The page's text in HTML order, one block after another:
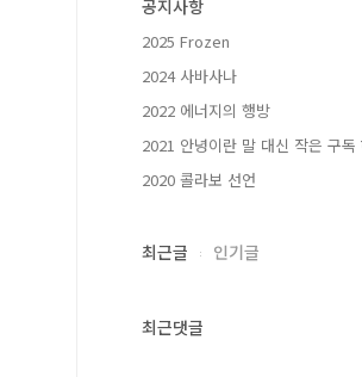
공지사항
2025 Frozen
2024 사바사나
2022 에너지의 행방
2021 안녕이란 말 대신 작은 구독
2020 콜라보 선언
최근글 인기글
최근댓글